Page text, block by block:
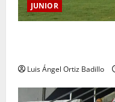
JUNIOR
Luis Ángel Ortiz Badillo